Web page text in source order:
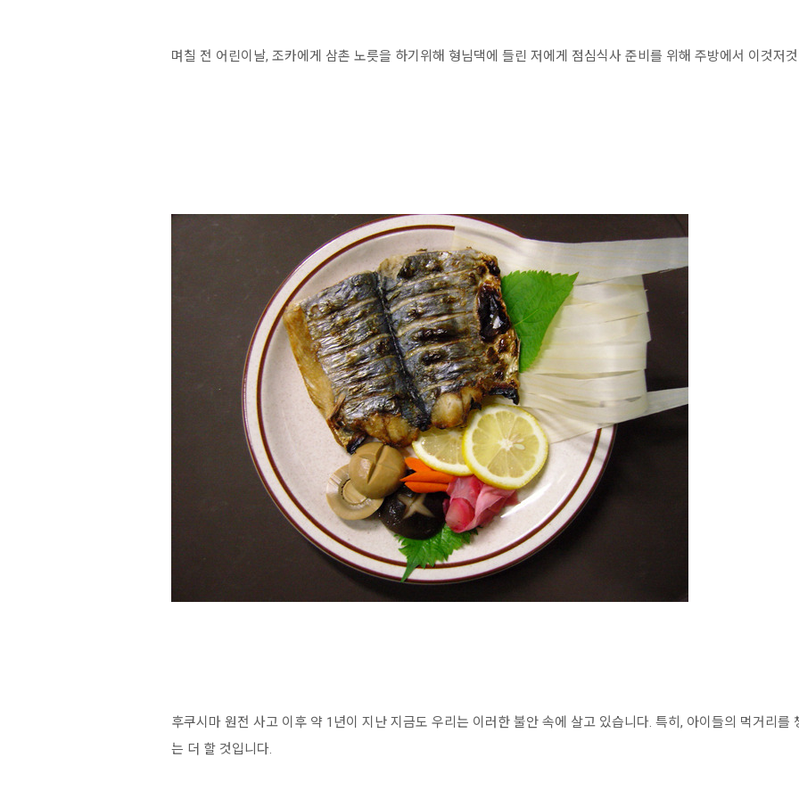
며칠 전 어린이날, 조카에게 삼촌 노릇을 하기위해 형님댁에 들린 저에게 점심식사 준비를 위해 주방에서 이것저
후쿠시마 원전 사고 이후 약 1년이 지난 지금도 우리는 이러한 불안 속에 살고 있습니다. 특히, 아이들의 먹거리를
는 더 할 것입니다.